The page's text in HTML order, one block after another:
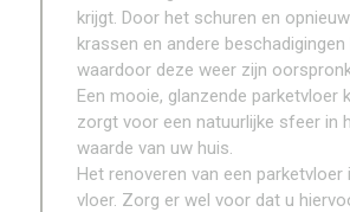
krijgt. Door het schuren en
krassen en andere
waardoor deze weer zijn
Een mooie, glanzende
zorgt voor een natuurlijke sfeer in
waarde van uw huis.
Het renoveren van een
vloer. Zorg er wel voor dat u